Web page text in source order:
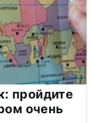
пройдите
очень